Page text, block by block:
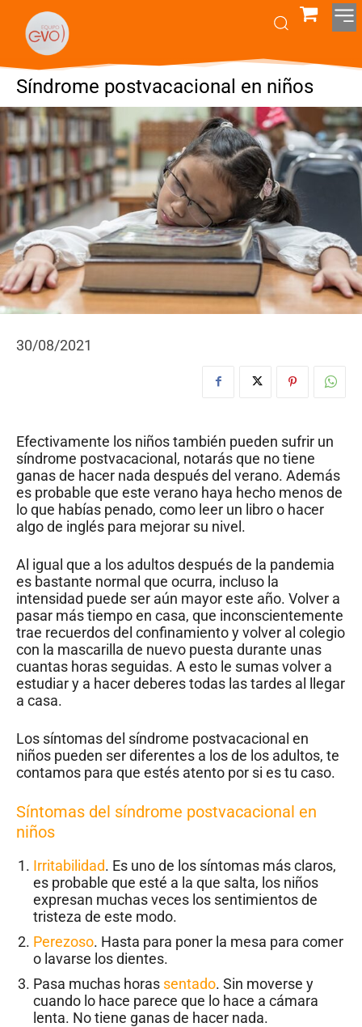
Síndrome postvacacional en niños
30/08/2021
Efectivamente los niños también pueden sufrir un
síndrome postvacacional, notarás que no tiene
ganas de hacer nada después del verano. Además
es probable que este verano haya hecho menos de
lo que habías penado, como leer un libro o hacer
algo de inglés para mejorar su nivel.
Al igual que a los adultos después de la pandemia
es bastante normal que ocurra, incluso la
intensidad puede ser aún mayor este año. Volver a
pasar más tiempo en casa, que inconscientemente
trae recuerdos del confinamiento y volver al colegio
con la mascarilla de nuevo puesta durante unas
cuantas horas seguidas. A esto le sumas volver a
estudiar y a hacer deberes todas las tardes al llegar
a casa.
Los síntomas del síndrome postvacacional en
niños pueden ser diferentes a los de los adultos, te
contamos para que estés atento por si es tu caso.
Síntomas del síndrome postvacacional en
niños
Irritabilidad. Es uno de los síntomas más claros,
es probable que esté a la que salta, los niños
expresan muchas veces los sentimientos de
tristeza de este modo.
Perezoso. Hasta para poner la mesa para comer
o lavarse los dientes.
Pasa muchas horas sentado. Sin moverse y
cuando lo hace parece que lo hace a cámara
lenta. No tiene ganas de hacer nada.